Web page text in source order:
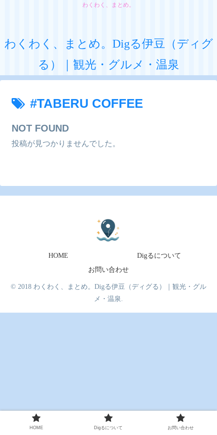
わくわく、まとめ。
わくわく、まとめ。Digる伊豆（ディグ
る）｜観光・グルメ・温泉
#TABERU COFFEE
NOT FOUND
投稿が見つかりませんでした。
HOME
Digるについて
お問い合わせ
© 2018 わくわく、まとめ。Digる伊豆（ディグる）｜観光・グル
メ・温泉.
HOME Digるについて お問い合わせ